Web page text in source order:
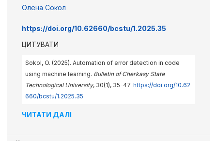
Олена Сокол
https://doi.org/10.62660/bcstu/1.2025.35
ЦИТУВАТИ
Sokol, O. (2025). Automation of error detection in code
using machine learning. Bulletin of Cherkasy State
Technological University, 30(1), 35-47. https://doi.org/10.62
660/bcstu/1.2025.35
ЧИТАТИ ДАЛІ